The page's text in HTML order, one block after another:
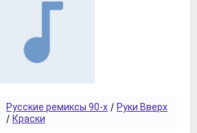
Русские ремиксы 90-х / Руки Вверх
/ Краски